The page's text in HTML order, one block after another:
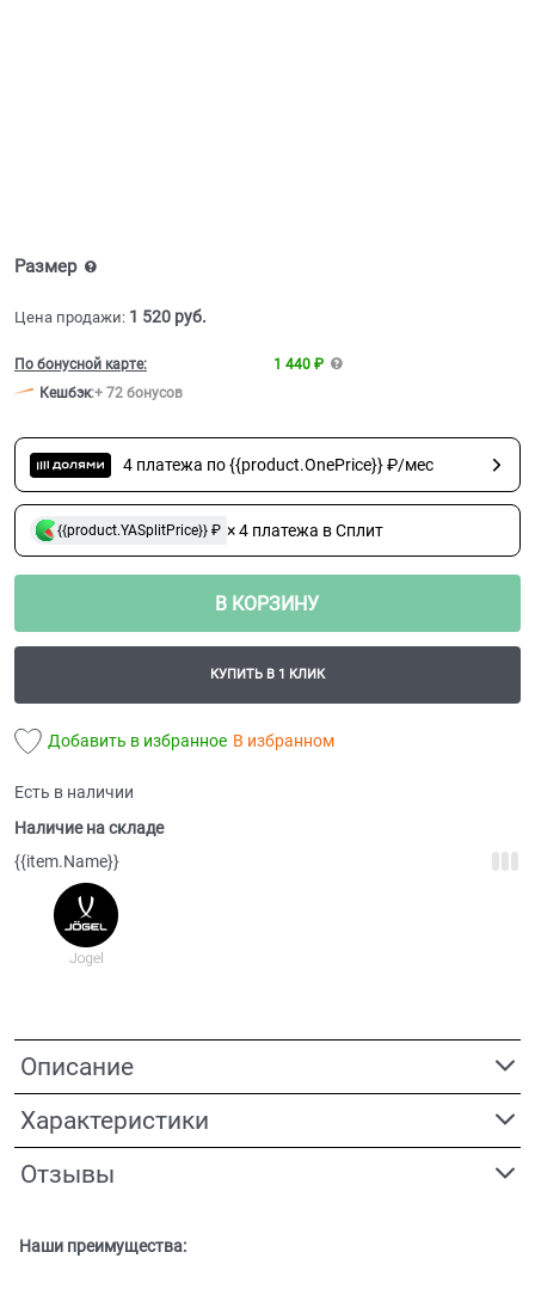
Размер
Цена продажи: 1 520 руб.
По бонусной карте:
1 440 ₽
Кешбэк:+ 72 бонусов
4 платежа по {{product.OnePrice}} ₽/мес
{{product.YASplitPrice}} ₽ × 4 платежа в Сплит
В КОРЗИНУ
КУПИТЬ В 1 КЛИК
Добавить в избранное В избранном
Есть в наличии
Наличие на складе
{{item.Name}}
Описание
Характеристики
Отзывы
Наши преимущества: